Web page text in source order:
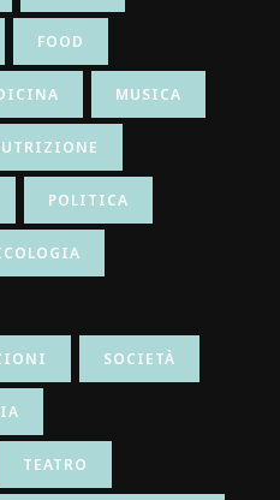
FOOD
MUSICA
POLITICA
SOCIETÀ
TEATRO